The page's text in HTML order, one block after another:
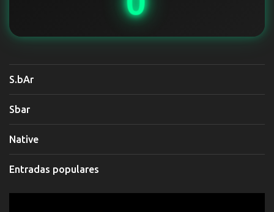
S.bAr
Sbar
Native
Entradas populares